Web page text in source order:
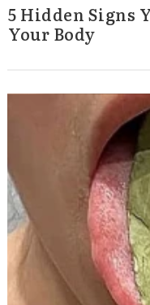
5 Hidden Signs
Your Body